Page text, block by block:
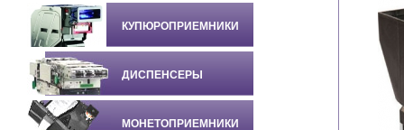
КУПЮРОПРИЕМНИКИ
ДИСПЕНСЕРЫ
МОНЕТОПРИЕМНИКИ